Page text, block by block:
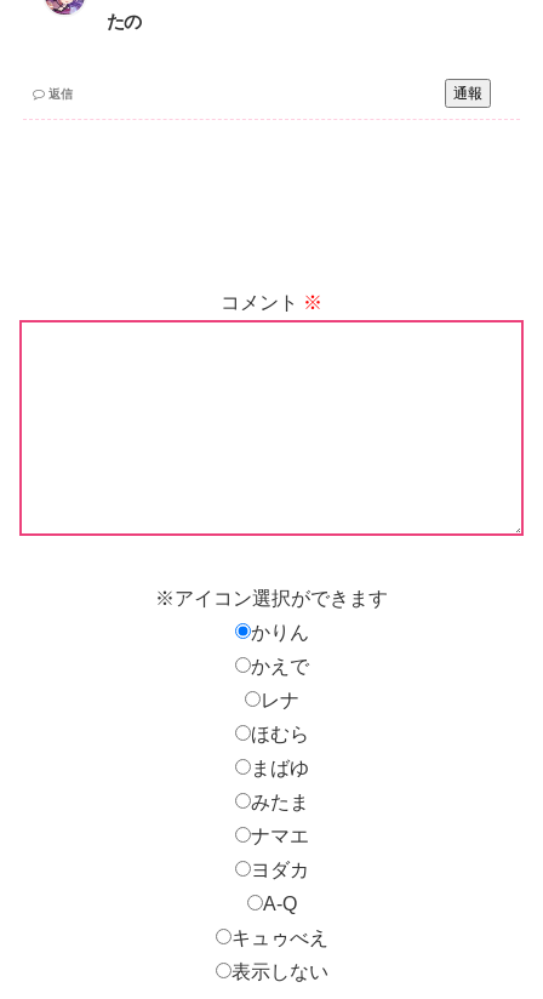
たの
通報
返信
コメント ※
※アイコン選択ができます
かりん
かえで
レナ
ほむら
まばゆ
みたま
ナマエ
ヨダカ
A-Q
キュゥべえ
表示しない